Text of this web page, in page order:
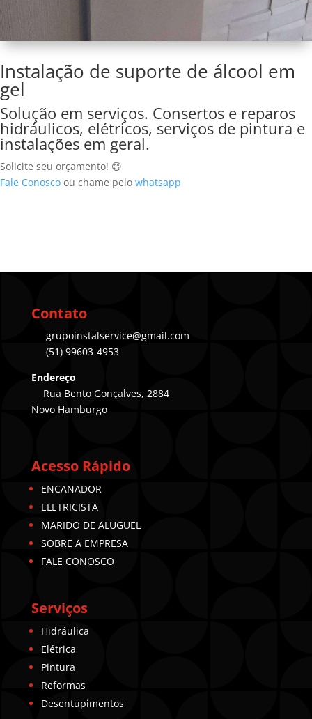
Instalação de suporte de álcool em
gel
Solução em serviços. Consertos e reparos
hidráulicos, elétricos, serviços de pintura e
instalações em geral.
Solicite seu orçamento! 😄
Fale Conosco ou chame pelo whatsapp
Contato
grupoinstalservice@gmail.com
(51) 99603-4953
Endereço
Rua Bento Gonçalves, 2884
Novo Hamburgo
Acesso Rápido
ENCANADOR
ELETRICISTA
MARIDO DE ALUGUEL
SOBRE A EMPRESA
FALE CONOSCO
Serviços
Hidráulica
Elétrica
Pintura
Reformas
Desentupimentos